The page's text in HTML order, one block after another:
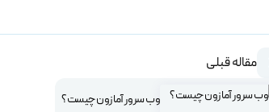
مقاله قبلی
وب سرور آمازون چیست؟